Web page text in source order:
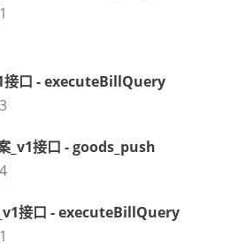
接口 - executeBillQuery
_v1接口 - goods_push
接口 - executeBillQuery